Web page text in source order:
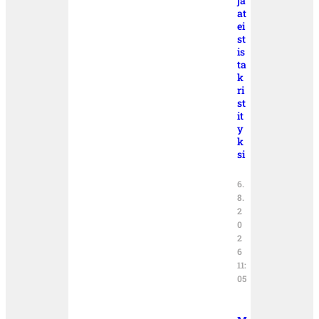
at
ei
st
is
ta
k
ri
st
it
y
k
si
6.
8.
2
0
2
6
11:
05